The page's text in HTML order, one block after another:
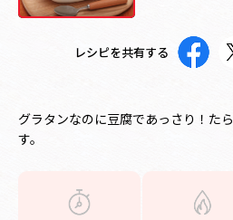
レシピを共有する
グラタンなのに豆腐であっさり！た
す。